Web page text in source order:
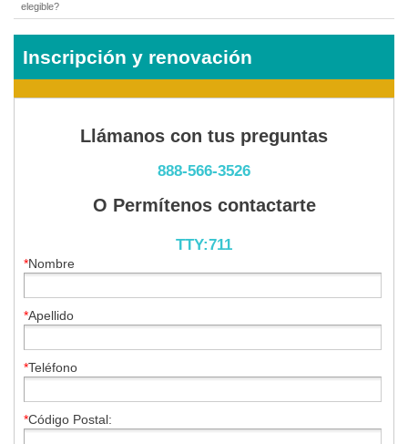
elegible?
Inscripción y renovación
Llámanos con tus preguntas
888-566-3526
O Permítenos contactarte
TTY:711
*Nombre
*Apellido
*Teléfono
*Código Postal: